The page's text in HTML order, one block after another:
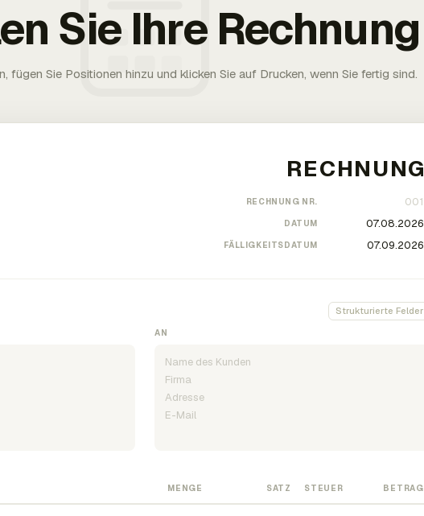
Sie Ihre Rechnung
fügen Sie Positionen hinzu und klicken Sie auf Drucken, wenn Sie fertig sind.
RECHNUNG NR.
DATUM
FÄLLIGKEITSDATUM
Strukturierte Felder
AN
MENGE SATZ STEUER BETRAG